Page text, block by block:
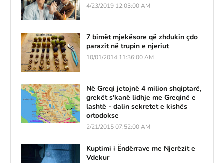
4/23/2019 12:03:00 AM
7 bimët mjekësore që zhdukin çdo
parazit në trupin e njeriut
10/01/2014 11:36:00 AM
Në Greqi jetojnë 4 milion shqiptarë,
grekët s'kanë lidhje me Greqinë e
lashtë - dalin sekretet e kishës
ortodokse
2/21/2015 07:52:00 AM
Kuptimi i Ëndërrave me Njerëzit e
Vdekur